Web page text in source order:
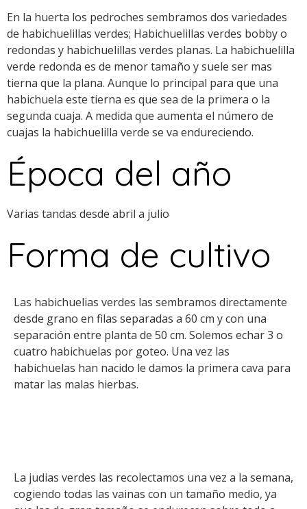
En la huerta los pedroches sembramos dos variedades
de habichuelillas verdes; Habichuelillas verdes bobby o
redondas y habichuelillas verdes planas. La habichuelilla
verde redonda es de menor tamaño y suele ser mas
tierna que la plana. Aunque lo principal para que una
habichuela este tierna es que sea de la primera o la
segunda cuaja. A medida que aumenta el número de
cuajas la habichuelilla verde se va endureciendo.
Época del año
Varias tandas desde abril a julio
Forma de cultivo
Las habichuelias verdes las sembramos directamente
desde grano en filas separadas a 60 cm y con una
separación entre planta de 50 cm. Solemos echar 3 o
cuatro habichuelas por goteo. Una vez las
habichuelas han nacido le damos la primera cava para
matar las malas hierbas.
La judias verdes las recolectamos una vez a la semana,
cogiendo todas las vainas con un tamaño medio, ya